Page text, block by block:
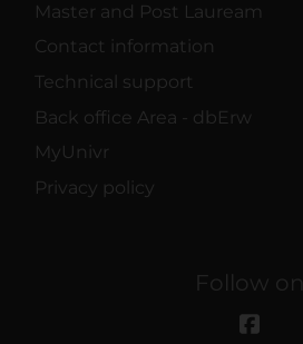
Master and Post Lauream
Contact information
Technical support
Back office Area - dbErw
MyUnivr
Privacy policy
Follow on